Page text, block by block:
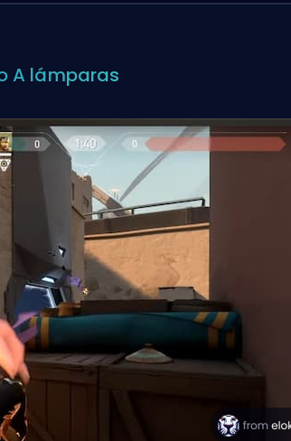
A lámparas